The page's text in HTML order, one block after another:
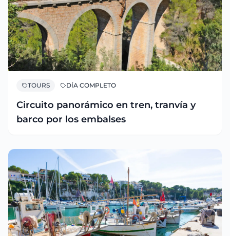
TOURS DÍA COMPLETO
Circuito panorámico en tren, tranvía y
barco por los embalses